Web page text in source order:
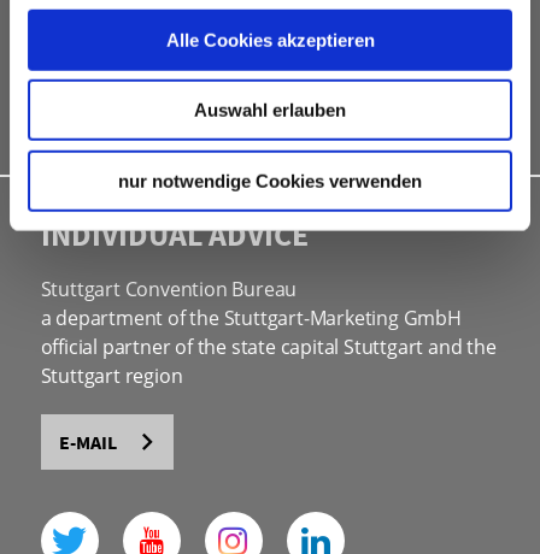
Alle Cookies akzeptieren
Auswahl erlauben
nur notwendige Cookies verwenden
social programmes
site inspections
marketing & information material
INDIVIDUAL ADVICE
Stuttgart Convention Bureau
a department of the Stuttgart-Marketing GmbH
official partner of the state capital Stuttgart and the
Stuttgart region
E-MAIL